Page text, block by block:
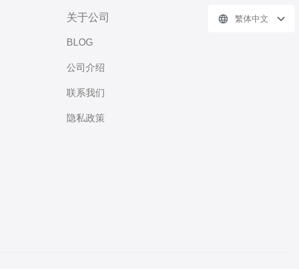
关于公司
BLOG
公司介绍
联系我们
隐私政策
繁体中文